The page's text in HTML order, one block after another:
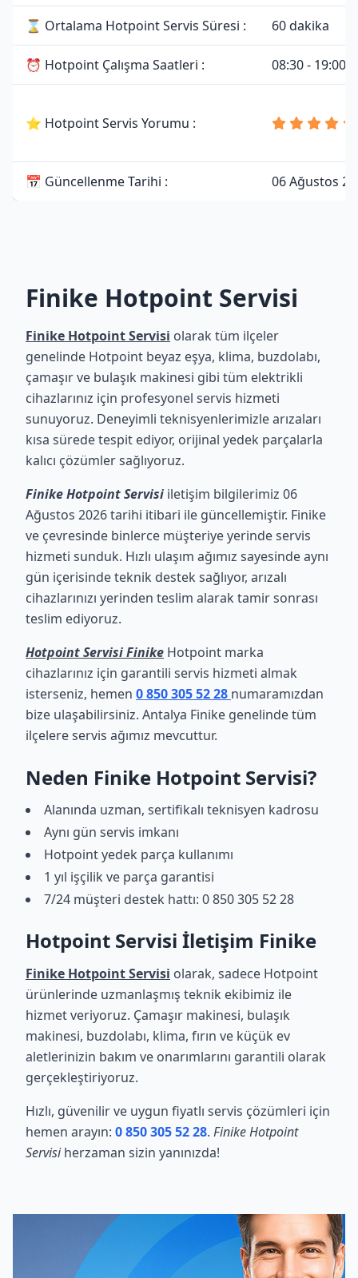
⌛ Ortalama Hotpoint Servis Süresi : 60 dakika
⏰ Hotpoint Çalışma Saatleri : 08:30 - 19:00
⭐ Hotpoint Servis Yorumu :
📅 Güncellenme Tarihi : 06 Ağustos
Finike Hotpoint Servisi
Finike Hotpoint Servisi olarak tüm ilçeler
genelinde Hotpoint beyaz eşya, klima, buzdolabı,
çamaşır ve bulaşık makinesi gibi tüm elektrikli
cihazlarınız için profesyonel servis hizmeti
sunuyoruz. Deneyimli teknisyenlerimizle arızaları
kısa sürede tespit ediyor, orijinal yedek parçalarla
kalıcı çözümler sağlıyoruz.
Finike Hotpoint Servisi iletişim bilgilerimiz 06
Ağustos 2026 tarihi itibari ile güncellemiştir. Finike
ve çevresinde binlerce müşteriye yerinde servis
hizmeti sunduk. Hızlı ulaşım ağımız sayesinde aynı
gün içerisinde teknik destek sağlıyor, arızalı
cihazlarınızı yerinden teslim alarak tamir sonrası
teslim ediyoruz.
Hotpoint Servisi Finike Hotpoint marka
cihazlarınız için garantili servis hizmeti almak
isterseniz, hemen 0 850 305 52 28 numaramızdan
bize ulaşabilirsiniz. Antalya Finike genelinde tüm
ilçelere servis ağımız mevcuttur.
Neden Finike Hotpoint Servisi?
Alanında uzman, sertifikalı teknisyen kadrosu
Aynı gün servis imkanı
Hotpoint yedek parça kullanımı
1 yıl işçilik ve parça garantisi
7/24 müşteri destek hattı: 0 850 305 52 28
Hotpoint Servisi İletişim Finike
Finike Hotpoint Servisi olarak, sadece Hotpoint
ürünlerinde uzmanlaşmış teknik ekibimiz ile
hizmet veriyoruz. Çamaşır makinesi, bulaşık
makinesi, buzdolabı, klima, fırın ve küçük ev
aletlerinizin bakım ve onarımlarını garantili olarak
gerçekleştiriyoruz.
Hızlı, güvenilir ve uygun fiyatlı servis çözümleri için
hemen arayın: 0 850 305 52 28. Finike Hotpoint
Servisiherzaman sizin yanınızda!